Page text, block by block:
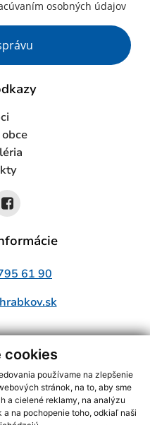
cookies
používame na zlepšenie
stránok, na to, aby sme
a cielené reklamy, na analýzu
na pochopenie toho, odkiaľ naši
osobných údajov
61 90
informácií s využitím RSS
2,Mapa stránok,web portál